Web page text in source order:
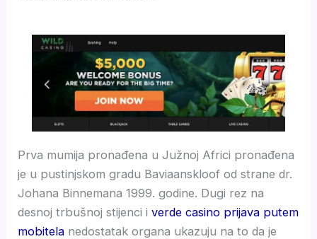
Prva mumija pronađena u Južnoj Africi pronađena
je u pustinjskom gradu Baviaanskloof od strane dr.
Johana Binnemana 1999. godine. Dugi rez na
desnoj trbušnoj stijenci iverde casino prijava putem
mobitela nedostatak organa ukazuju na to da je